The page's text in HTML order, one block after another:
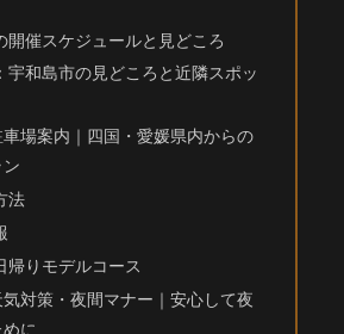
開催スケジュールと見どころ
宇和島市の見どころと近隣スポッ
場案内｜四国・愛媛県内からの
法
帰りモデルコース
対策・夜間マナー｜安心して夜
に